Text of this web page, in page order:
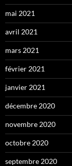
mai 2021
avril 2021
mars 2021
février 2021
janvier 2021
décembre 2020
novembre 2020
octobre 2020
septembre 2020